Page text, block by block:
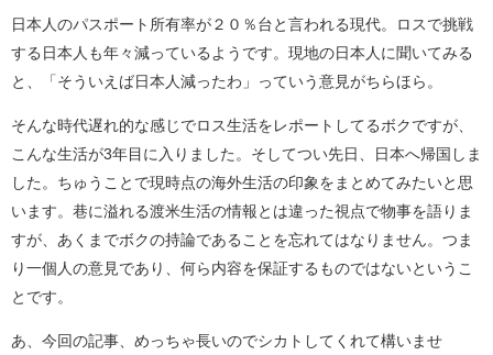
日本人のパスポート所有率が２０％台と言われる現代。ロスで挑戦
する日本人も年々減っているようです。現地の日本人に聞いてみる
と、「そういえば日本人減ったわ」っていう意見がちらほら。
そんな時代遅れ的な感じでロス生活をレポートしてるボクですが、
こんな生活が3年目に入りました。そしてつい先日、日本へ帰国しま
した。ちゅうことで現時点の海外生活の印象をまとめてみたいと思
います。巷に溢れる渡米生活の情報とは違った視点で物事を語りま
すが、あくまでボクの持論であることを忘れてはなりません。つま
り一個人の意見であり、何ら内容を保証するものではないというこ
とです。
あ、今回の記事、めっちゃ長いのでシカトしてくれて構いませ